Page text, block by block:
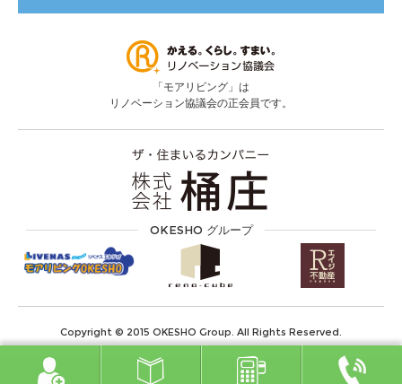
「モアリビング」は
リノベーション協議会の正会員です。
OKESHO グループ
Copyright © 2015 OKESHO Group. All Rights Reserved.